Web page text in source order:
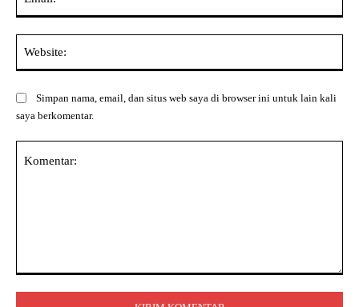
Simpan nama, email, dan situs web saya di browser ini untuk lain kali
saya berkomentar.